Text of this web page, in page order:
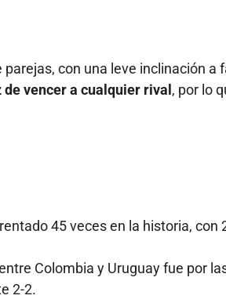
con una leve inclinación a
vencer a cualquier rival , por lo
45 veces en la historia, con
Colombia y Uruguay fue por
2-2.